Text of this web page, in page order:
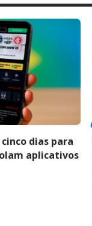
dias para
aplicativos